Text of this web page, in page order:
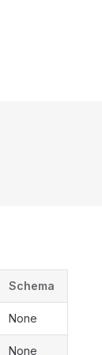
Schema
None
None